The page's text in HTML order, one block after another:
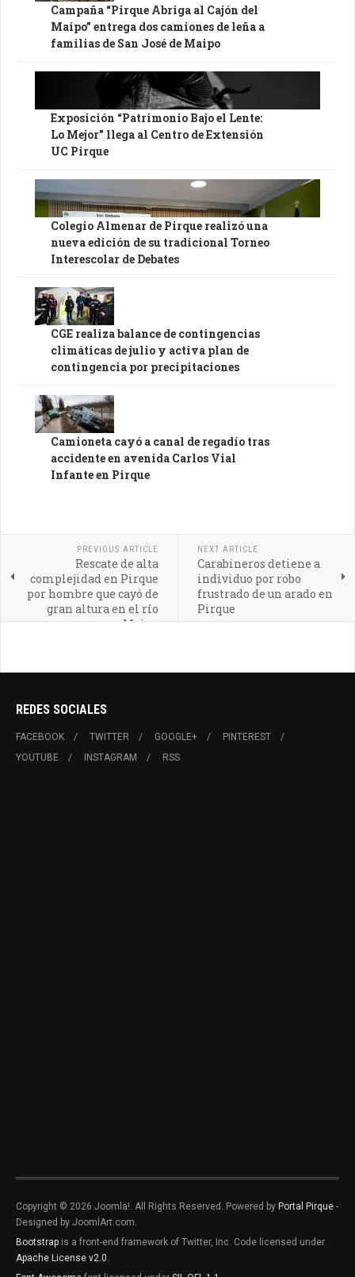
Campaña “Pirque Abriga al Cajón del
Maipo” entrega dos camiones de leña a
familias de San José de Maipo
Exposición “Patrimonio Bajo el Lente:
Lo Mejor” llega al Centro de Extensión
UC Pirque
Colegio Almenar de Pirque realizó una
nueva edición de su tradicional Torneo
Interescolar de Debates
CGE realiza balance de contingencias
climáticas de julio y activa plan de
contingencia por precipitaciones
Camioneta cayó a canal de regadío tras
accidente en avenida Carlos Vial
Infante en Pirque
PREVIOUS ARTICLE
Rescate de alta
complejidad en Pirque
por hombre que cayó de
gran altura en el río
Maipo
NEXT ARTICLE
Carabineros detiene a
individuo por robo
frustrado de un arado en
Pirque
REDES SOCIALES
FACEBOOK TWITTER GOOGLE+
PINTEREST
YOUTUBE
INSTAGRAM RSS
Copyright © 2026 Joomla!. All Rights Reserved. Powered by Portal Pirque -
Designed by JoomlArt.com.
Bootstrap is a front-end framework of Twitter, Inc. Code licensed under
Apache License v2.0.